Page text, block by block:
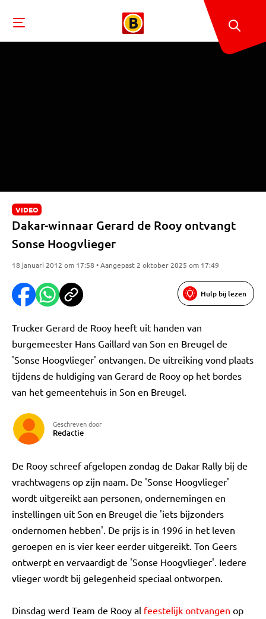
VIDEO
Dakar-winnaar Gerard de Rooy ontvangt
Sonse Hoogvlieger
18 januari 2012 om 17:58 • Aangepast 2 oktober 2025 om 17:49
Hulp bij lezen
Trucker Gerard de Rooy heeft uit handen van
burgemeester Hans Gaillard van Son en Breugel de
'Sonse Hoogvlieger' ontvangen. De uitreiking vond plaats
tijdens de huldiging van Gerard de Rooy op het bordes
van het gemeentehuis in Son en Breugel.
Geschreven door
Redactie
De Rooy schreef afgelopen zondag de Dakar Rally bij de
vrachtwagens op zijn naam. De 'Sonse Hoogvlieger'
wordt uitgereikt aan personen, ondernemingen en
instellingen uit Son en Breugel die 'iets bijzonders
ondernomen hebben'. De prijs is in 1996 in het leven
geroepen en is vier keer eerder uitgereikt. Ton Geers
ontwerpt en vervaardigt de 'Sonse Hoogvlieger'. Iedere
vlieger wordt bij gelegenheid speciaal ontworpen.
Dinsdag werd Team de Rooy al feestelijk ontvangen op